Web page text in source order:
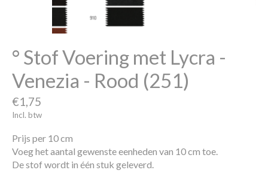
° Stof Voering met Lycra -
Venezia - Rood (251)
€1,75
Incl. btw
Prijs per 10 cm
Voeg het aantal gewenste eenheden van 10 cm toe.
De stof wordt in één stuk geleverd.